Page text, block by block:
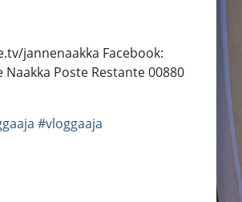
jannenaakka Facebook:
Poste Restante 00880
#vloggaaja